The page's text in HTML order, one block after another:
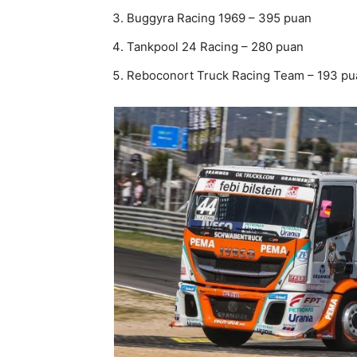
Buggyra Racing 1969 – 395 puan
Tankpool 24 Racing – 280 puan
Reboconort Truck Racing Team – 193